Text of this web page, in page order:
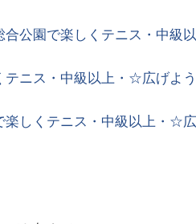
公園で楽しくテニス・中級
ニス・中級以上・☆広げよ
しくテニス・中級以上・☆